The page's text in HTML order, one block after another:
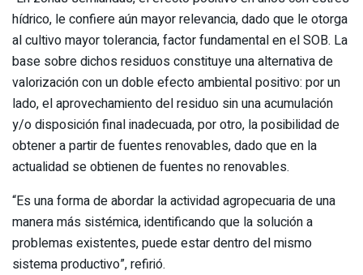
hídrico, le confiere aún mayor relevancia, dado que le otorga
al cultivo mayor tolerancia, factor fundamental en el SOB. La
base sobre dichos residuos constituye una alternativa de
valorización con un doble efecto ambiental positivo: por un
lado, el aprovechamiento del residuo sin una acumulación
y/o disposición final inadecuada, por otro, la posibilidad de
obtener a partir de fuentes renovables, dado que en la
actualidad se obtienen de fuentes no renovables.
“Es una forma de abordar la actividad agropecuaria de una
manera más sistémica, identificando que la solución a
problemas existentes, puede estar dentro del mismo
sistema productivo”, refirió.